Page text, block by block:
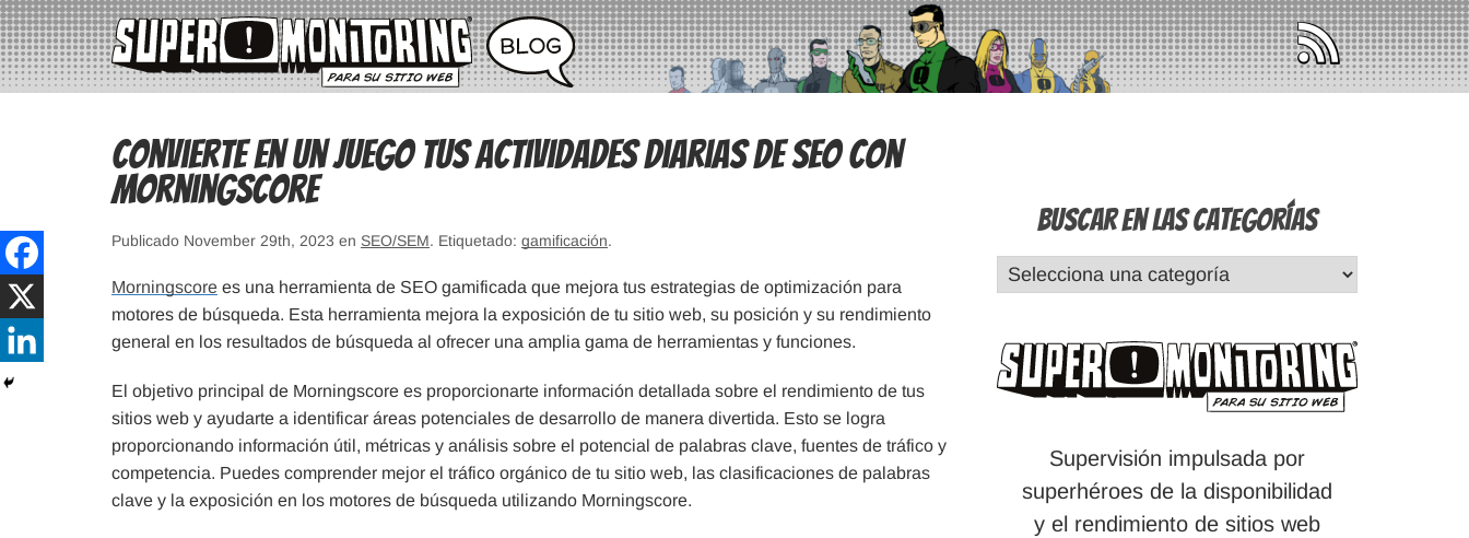
Convierte en un juego tus actividades diarias de SEO con
Morningscore
Publicado November 29th, 2023 en SEO/SEM. Etiquetado: gamificación.
Morningscore es una herramienta de SEO gamificada que mejora tus estrategias de optimización para
motores de búsqueda. Esta herramienta mejora la exposición de tu sitio web, su posición y su rendimiento
general en los resultados de búsqueda al ofrecer una amplia gama de herramientas y funciones.
El objetivo principal de Morningscore es proporcionarte información detallada sobre el rendimiento de tus
sitios web y ayudarte a identificar áreas potenciales de desarrollo de manera divertida. Esto se logra
proporcionando información útil, métricas y análisis sobre el potencial de palabras clave, fuentes de tráfico y
competencia. Puedes comprender mejor el tráfico orgánico de tu sitio web, las clasificaciones de palabras
clave y la exposición en los motores de búsqueda utilizando Morningscore.
Buscar en las Categorías
Supervisión impulsada por
superhéroes de la disponibilidad
y el rendimiento de sitios web